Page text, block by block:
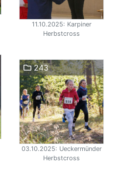
11.10.2025: Karpiner
Herbstcross
243
03.10.2025: Ueckermünder
Herbstcross